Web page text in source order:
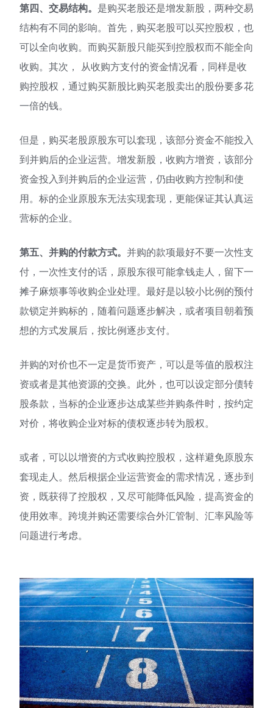
第四、交易结构。 是购买老股还是增发新股，两种交易
结构有不同的影响。首先，购买老股可以买控股权，也
可以全向收购。而购买新股只能买到控股权而不能全向
收购。其次， 从收购方支付的资金情况看，同样是收
购控股权，通过购买新股比购买老股卖出的股份要多花
一倍的钱。
但是，购买老股原股东可以套现，该部分资金不能投入
到并购后的企业运营。增发新股，收购方增资，该部分
资金投入到并购后的企业运营，仍由收购方控制和使
用。标的企业原股东无法实现套现，更能保证其认真运
营标的企业。
第五、并购的付款方式。 并购的款项最好不要一次性支
付，一次性支付的话，原股东很可能拿钱走人，留下一
摊子麻烦事等收购企业处理。最好是以较小比例的预付
款锁定并购标的，随着问题逐步解决，或者项目朝着预
想的方式发展后，按比例逐步支付。
并购的对价也不一定是货币资产，可以是等值的股权注
资或者是其他资源的交换。此外，也可以设定部分债转
股条款，当标的企业逐步达成某些并购条件时，按约定
对价，将收购企业对标的债权逐步转为股权。
或者，可以以增资的方式收购控股权，这样避免原股东
套现走人。然后根据企业运营资金的需求情况，逐步到
资，既获得了控股权，又尽可能降低风险，提高资金的
使用效率。跨境并购还需要综合外汇管制、汇率风险等
问题进行考虑。